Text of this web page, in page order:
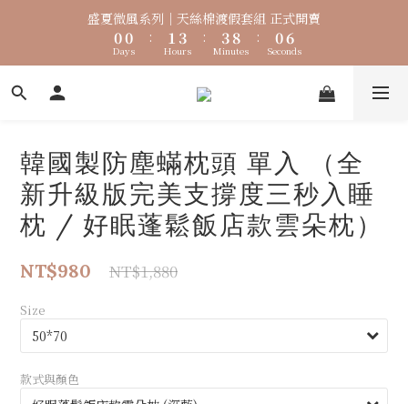
盛夏微風系列｜天絲棉渡假套組 正式開賣
1
0
1
0
Days
:
2
1
0
4
3
2
Hours
:
4
3
2
9
8
7
2
1
0
Minutes
:
1
0
7
6
5
0
Seconds
盛夏微風系列｜天絲棉渡假套組 正式開賣
1
0
1
0
Days
:
2
1
0
4
3
2
Hours
:
4
3
2
9
8
7
2
1
0
Minutes
:
1
0
7
6
5
0
Seconds
🐟【時煥元素 Collagen Luxe 專利魚膠原 濃醇膠原配方】100%
盛夏微風系列｜天絲棉渡假套組 正式開賣
8
7
6
5
1
0
8
7
6
5
1
0
Days
:
9
8
7
6
2
1
0
9
8
4
3
2
1
0
Hours
:
9
8
4
3
2
1
0
9
8
7
6
5
Minutes
:
8
7
6
5
1
0
7
6
5
4
3
Seconds
韓國製防塵蟎枕頭 單入 （全
新升級版完美支撐度三秒入睡
枕 / 好眠蓬鬆飯店款雲朵枕）
NT$980 NT$1,880
Size
款式與顏色